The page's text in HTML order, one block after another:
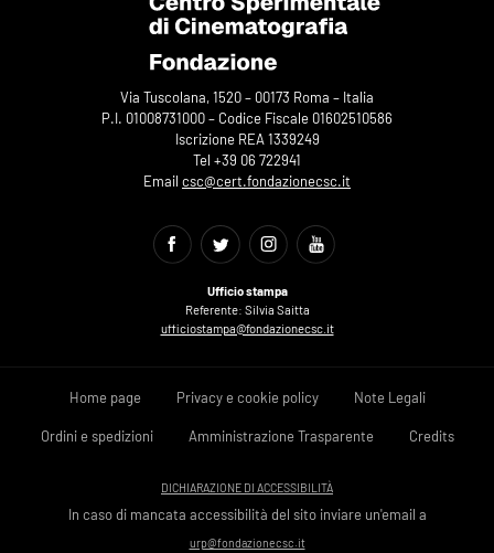
Via Tuscolana, 1520 – 00173 Roma – Italia
P.I. 01008731000 – Codice Fiscale 01602510586
Iscrizione REA 1339249
Tel +39 06 722941
Email csc@cert.fondazionecsc.it
Ufficio stampa
Referente: Silvia Saitta
ufficiostampa@fondazionecsc.it
Home page Privacy e cookie policy Note Legali
Ordini e spedizioni Amministrazione Trasparente Credits
DICHIARAZIONE DI ACCESSIBILITÀ
In caso di mancata accessibilità del sito inviare un'email a
urp@fondazionecsc.it